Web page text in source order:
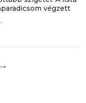
végzett